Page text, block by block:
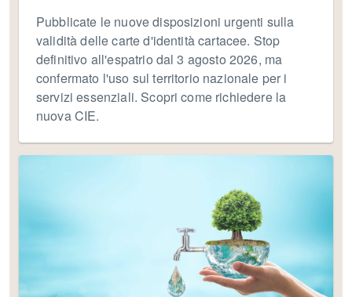
Pubblicate le nuove disposizioni urgenti sulla
validità delle carte d'identità cartacee. Stop
definitivo all'espatrio dal 3 agosto 2026, ma
confermato l'uso sul territorio nazionale per i
servizi essenziali. Scopri come richiedere la
nuova CIE.